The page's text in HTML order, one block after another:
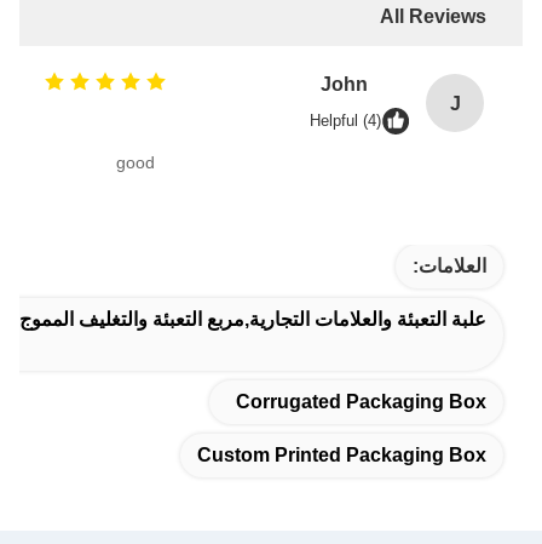
All Reviews
J
John
Helpful (4)
good
العلامات:
علبة التعبئة والعلامات التجارية,مربع التعبئة والتغليف
Corrugated Packaging Box
Custom Printed Packaging Box